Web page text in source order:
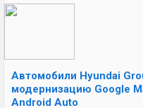
Автомобили Hyundai
модернизацию Google
Android Auto